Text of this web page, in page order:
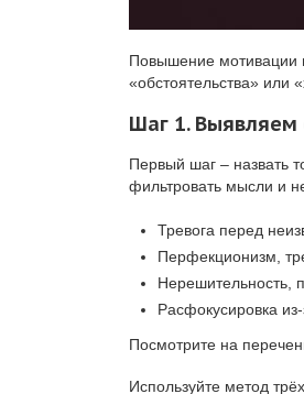
Повышение мотивации
«обстоятельства» или
Шаг 1. Выявляем
Первый шаг – назвать
фильтровать мысли и
Тревога перед
Перфекционизм,
Нерешительность,
Расфокусировка
Посмотрите на
Используйте метод